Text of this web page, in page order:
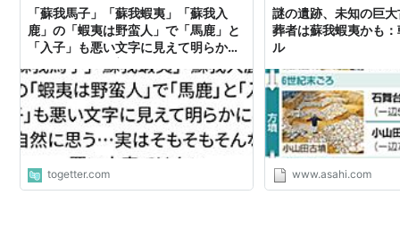
「蘇我馬子」「蘇我蝦夷」「蘇我入
鹿」の「蝦夷は野蛮人」で「馬鹿」と
「入子」も悪い文字に見えて明らかに
い文字ではない
togetter.com
謎の遺跡、未知の巨
葬者は蘇我蝦夷かも
ル
www.asahi.com